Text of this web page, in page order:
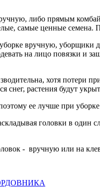
либо прямым
самые ценные семена.
вручную,
на лицо повязки и
хотя потери
снег, растения будут
ее лучше при
головки в
- вручную или на